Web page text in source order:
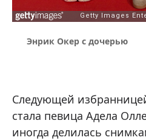
Энрик Окер с дочерью
Следующей
стала певица Адела
иногда делилась